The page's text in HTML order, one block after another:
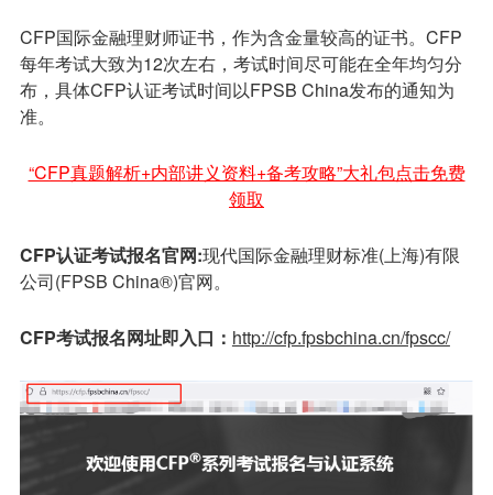
CFP国际金融理财师证书，作为含金量较高的证书。CFP
每年考试大致为12次左右，考试时间尽可能在全年均匀分
布，具体CFP认证考试时间以FPSB China发布的通知为
准。
“CFP真题解析+内部讲义资料+备考攻略”大礼包点击免费
领取
CFP认证考试报名官网:现代国际金融理财标准(上海)有限
公司(FPSB China®)官网。
CFP考试报名网址即入口： http://cfp.fpsbchina.cn/fpscc/